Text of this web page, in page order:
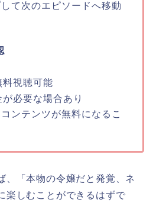
て次のエピソードへ移動
視聴可能
必要な場合あり
ンテンツが無料になるこ
、
「本物の令嬢だと発覚、ネ
楽しむことができるはずで